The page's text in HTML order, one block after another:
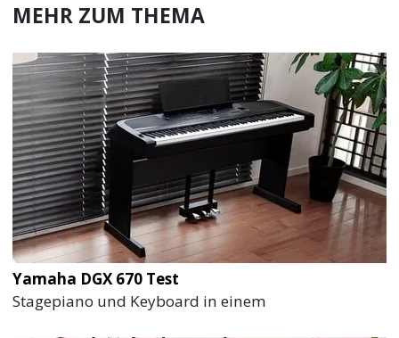
MEHR ZUM THEMA
Yamaha DGX 670 Test
Stagepiano und Keyboard in einem